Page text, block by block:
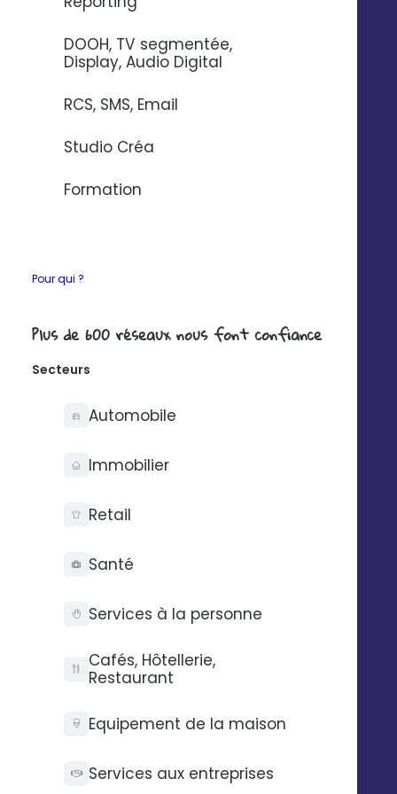
DOOH, TV segmentée,
Display, Audio Digital
RCS, SMS, Email
Studio Créa
Formation
Pour qui ?
Plus de 600 réseaux nous font confiance
Secteurs
Automobile
Immobilier
Retail
Santé
Services à la personne
Cafés, Hôtellerie,
Restaurant
Equipement de la maison
Services aux entreprises
Academy
au
changement réussie.
Responsable Customer Success
LIRE L'ARTICLE
Conseils marketing
une bibliothèque de connaissance qui vous
permettra d’améliorer vos communications.